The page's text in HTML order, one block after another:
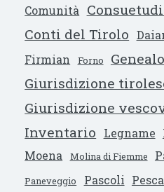
Comunità
Conti del Tirolo
Firmian Forno
Giurisdizione
Giurisdizione
Inventario
Legname
Moena Molina di Fiemme
Paneveggio Pascoli Pesca